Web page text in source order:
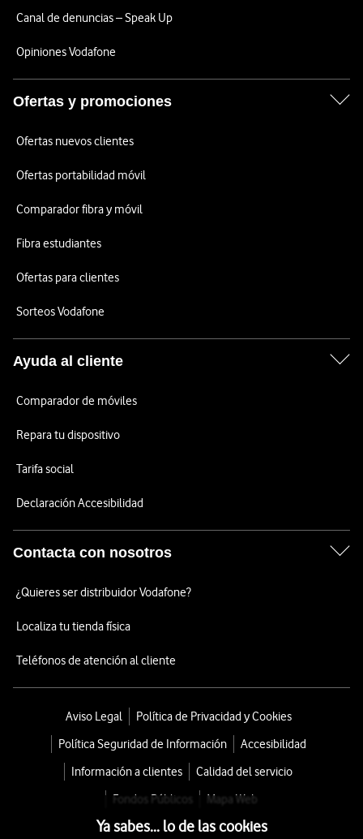
Canal de denuncias – Speak Up
Opiniones Vodafone
Ofertas y promociones
Ofertas nuevos clientes
Ofertas portabilidad móvil
Comparador fibra y móvil
Fibra estudiantes
Ofertas para clientes
Sorteos Vodafone
Ayuda al cliente
Comparador de móviles
Repara tu dispositivo
Tarifa social
Declaración Accesibilidad
Contacta con nosotros
¿Quieres ser distribuidor Vodafone?
Localiza tu tienda física
Teléfonos de atención al cliente
Aviso Legal
Política de Privacidad y Cookies
Política Seguridad de Información
Accesibilidad
Información a clientes
Calidad del servicio
Fondos Públicos
Mapa Web
Ya sabes... lo de las cookies